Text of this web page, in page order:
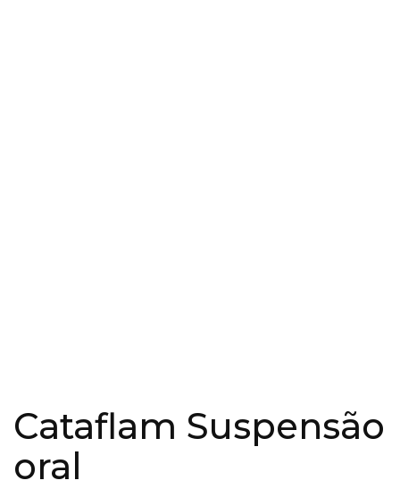
Cataflam Suspensão
oral